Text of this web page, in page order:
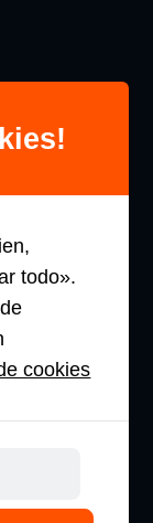
todo».
cookies